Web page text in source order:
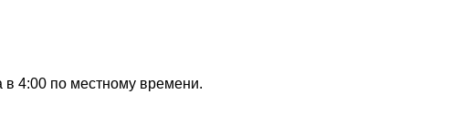
в 4:00 по местному времени.